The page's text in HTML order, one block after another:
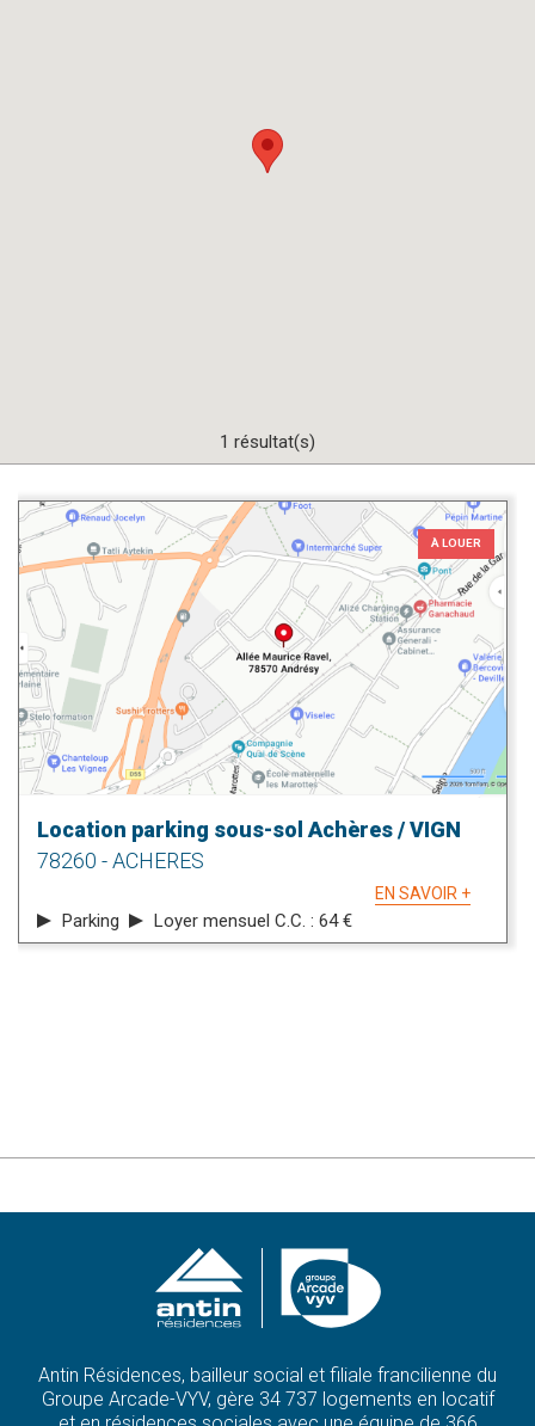
1 résultat(s)
Location parking sous-sol Achères / VIGN
78260 - ACHERES
Parking Loyer mensuel C.C. : 64 €
À LOUER
EN SAVOIR +
Antin Résidences, bailleur social et filiale francilienne du
Groupe Arcade-VYV, gère 34 737 logements en locatif